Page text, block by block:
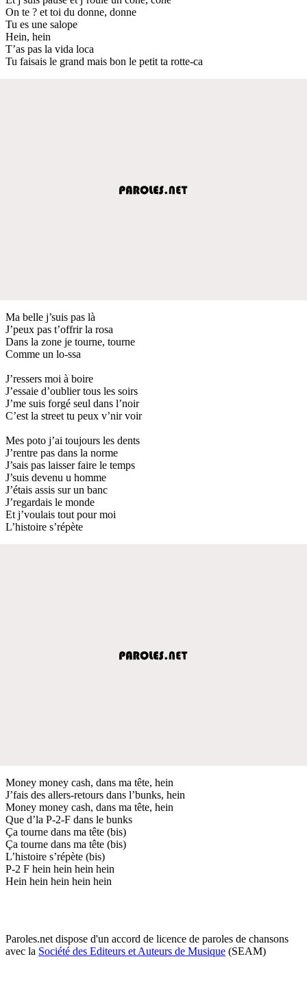
On te ? et toi du donne, donne
Tu es une salope
Hein, hein
T’as pas la vida loca
Tu faisais le grand mais bon le petit ta rotte-ca
Ma belle j’suis pas là
J’peux pas t’offrir la rosa
Dans la zone je tourne, tourne
Comme un lo-ssa
J’ressers moi à boire
J’essaie d’oublier tous les soirs
J’me suis forgé seul dans l’noir
C’est la street tu peux v’nir voir
Mes poto j’ai toujours les dents
J’rentre pas dans la norme
J’sais pas laisser faire le temps
J’suis devenu u homme
J’étais assis sur un banc
J’regardais le monde
Et j’voulais tout pour moi
L’histoire s’répète
Money money cash, dans ma tête, hein
J’fais des allers-retours dans l’bunks, hein
Money money cash, dans ma tête, hein
Que d’la P-2-F dans le bunks
Ça tourne dans ma tête (bis)
Ça tourne dans ma tête (bis)
L’histoire s’répète (bis)
P-2 F hein hein hein hein
Hein hein hein hein hein
Paroles.net dispose d'un accord de licence de paroles de chansons
avec la Société des Editeurs et Auteurs de Musique (SEAM)